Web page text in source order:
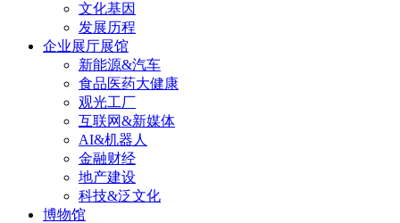
文化基因
发展历程
企业展厅展馆
新能源&汽车
食品医药大健康
观光工厂
互联网&新媒体
AI&机器人
金融财经
地产建设
科技&泛文化
博物馆